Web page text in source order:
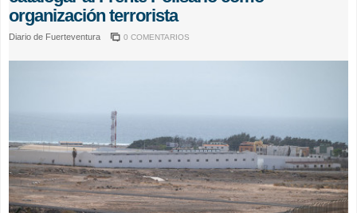
organización terrorista
Diario de Fuerteventura 0 COMENTARIOS